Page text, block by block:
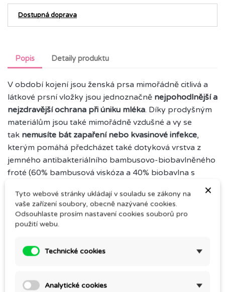
Dostupná doprava
Popis Detaily produktu
V období kojení jsou ženská prsa mimořádně citlivá a
látkové prsní vložky jsou jednoznačně nejpohodlnější a
nejzdravější ochrana při úniku mléka. Díky prodyšným
materiálům jsou také mimořádně vzdušné a vy se
tak nemusíte bát zapaření nebo kvasinové infekce,
kterým pomáhá předcházet také dotyková vrstva z
jemného antibakteriálního bambusovo-biobavlněného
froté (60% bambusová viskóza a 40% biobavlna s
vnitřní
absorbční jádro z biobavlněného froté (100%
biobavlna, která má také GOTS certifikaci). A vnější
část, která se dotýká podprsenky, je vyráběna ve 3
Vašim potřebám.
BIO Vložky do podprsenky - PUL Bílé / 1 ks
×
Tyto webové stránky ukládají v souladu se zákony na
vaše zařízení soubory, obecně nazývané cookies.
Odsouhlaste prosím nastavení cookies souborů pro
použití webu.
Technické cookies
Analytické cookies